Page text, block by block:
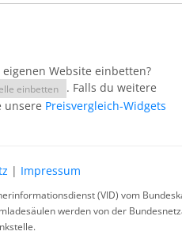
Website einbetten?
einbetten
. Falls du weitere
unsere Preisvergleich-Widgets
| Impressum
(VID) vom
werden von der